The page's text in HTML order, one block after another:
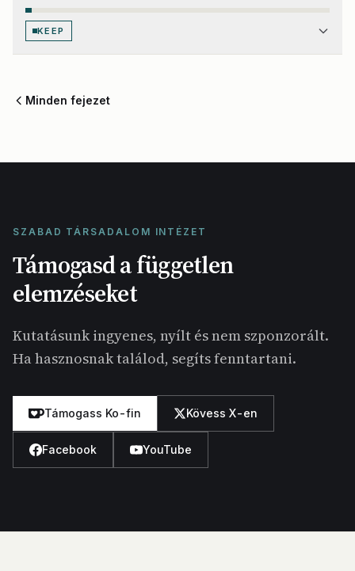
KEEP
Minden fejezet
SZABAD TÁRSADALOM INTÉZET
Támogasd a független
elemzéseket
Kutatásunk ingyenes, nyílt és nem szponzorált.
Ha hasznosnak találod, segíts fenntartani.
Támogass Ko-fin Kövess X-en
Facebook YouTube